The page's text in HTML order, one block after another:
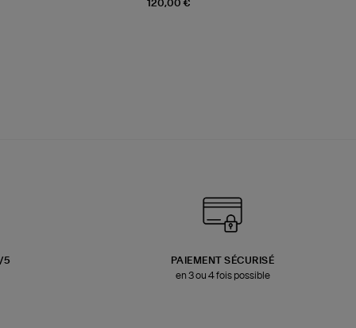
120,00 €
5
PAIEMENT SÉCURISÉ
en 3 ou 4 fois possible